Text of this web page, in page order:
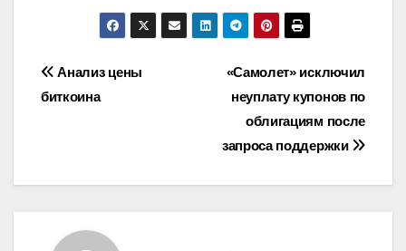
Навигация
«Самолет» исключил
неуплату купонов по
облигациям после
запроса поддержки
Анализ цены
биткоина